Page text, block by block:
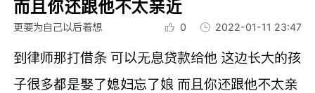
而且你还跟他不太亲近
更要为自己以后着想 0 2022-01-11 23:47
到律师那打借条 可以无息贷款给他 这边长大的孩
子很多都是娶了媳妇忘了娘 而且你还跟他不太亲